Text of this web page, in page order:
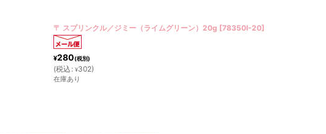
〒 スプリンクル／ジミー（レインボー）20g [78-530M-20]
¥300(税別)
(税込 : ¥324)
在庫あり